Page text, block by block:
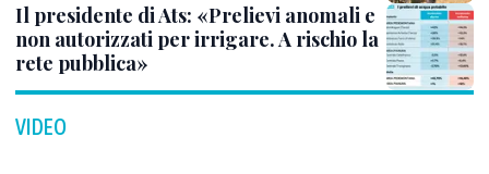
Il presidente di Ats: «Prelievi anomali e
non autorizzati per irrigare. A rischio la
rete pubblica»
VIDEO